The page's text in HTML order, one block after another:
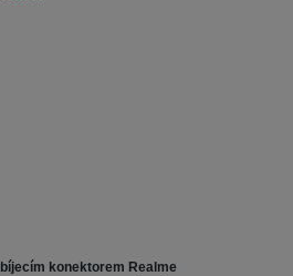
konektorem Realme